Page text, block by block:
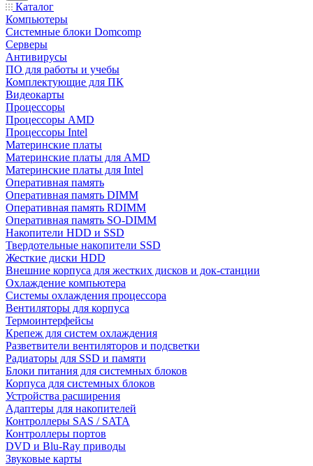
Каталог
Компьютеры
Системные блоки Domcomp
Серверы
Антивирусы
ПО для работы и учебы
Комплектующие для ПК
Видеокарты
Процессоры
Процессоры AMD
Процессоры Intel
Материнские платы
Материнские платы для AMD
Материнские платы для Intel
Оперативная память
Оперативная память DIMM
Оперативная память RDIMM
Оперативная память SO-DIMM
Накопители HDD и SSD
Твердотельные накопители SSD
Жесткие диски HDD
Внешние корпуса для жестких дисков и док-станции
Охлаждение компьютера
Системы охлаждения процессора
Вентиляторы для корпуса
Термоинтерфейсы
Крепеж для систем охлаждения
Разветвители вентиляторов и подсветки
Радиаторы для SSD и памяти
Блоки питания для системных блоков
Корпуса для системных блоков
Устройства расширения
Адаптеры для накопителей
Контроллеры SAS / SATA
Контроллеры портов
DVD и Blu-Ray приводы
Звуковые карты